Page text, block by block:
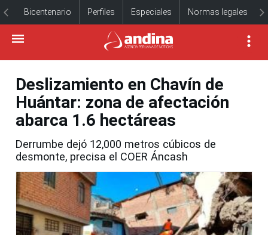
Bicentenario Perfiles Especiales Normas legales
Deslizamiento en Chavín de
Huántar: zona de afectación
abarca 1.6 hectáreas
Derrumbe dejó 12,000 metros cúbicos de
desmonte, precisa el COER Áncash